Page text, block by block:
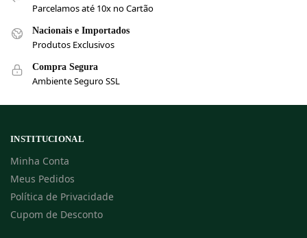
Parcelamos até 10x no Cartão
Nacionais e Importados
Produtos Exclusivos
Compra Segura
Ambiente Seguro SSL
INSTITUCIONAL
Minha Conta
Meus Pedidos
Política de Privacidade
Cupom de Desconto